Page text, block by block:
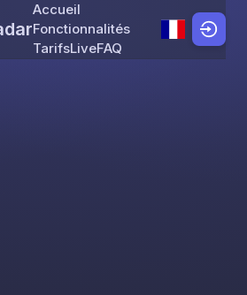
Skip to content
Accueil
Fonctionnalités
TarifsLiveFAQ